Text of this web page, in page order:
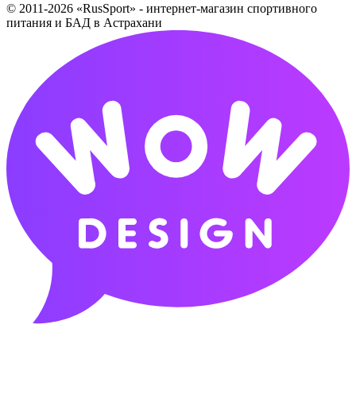
© 2011-2026 «RusSport» - интернет-магазин спортивного
питания и БАД в Астрахани